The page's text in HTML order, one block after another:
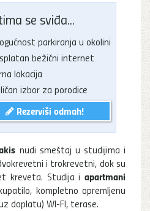
se sviđa...
parkiranja u okolini
bežični internet
lokacija
izbor za porodice
Rezerviši odmah!
nudi smeštaj u studijima i
i trokrevetni, dok su
kreveta. Studija i apartmani
kompletno opremljenu
doplatu) WI-FI, terase.